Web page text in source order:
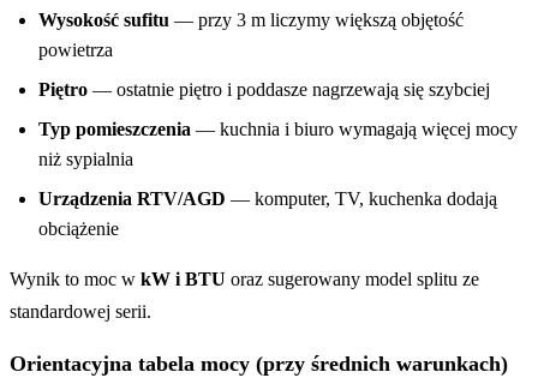
Wysokość sufitu — przy 3 m liczymy większą objętość
powietrza
Piętro — ostatnie piętro i poddasze nagrzewają się szybciej
Typ pomieszczenia — kuchnia i biuro wymagają więcej mocy
niż sypialnia
Urządzenia RTV/AGD — komputer, TV, kuchenka dodają
obciążenie
Wynik to moc w kW i BTU oraz sugerowany model splitu ze
standardowej serii.
Orientacyjna tabela mocy (przy średnich warunkach)